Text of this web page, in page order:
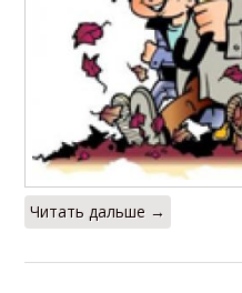
Читать дальше →